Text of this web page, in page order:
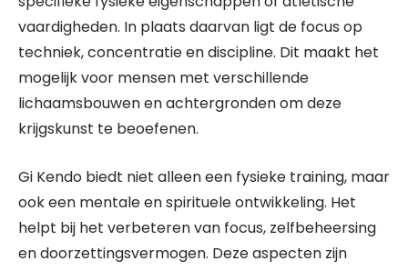
vaardigheden. In plaats daarvan ligt de focus op
techniek, concentratie en discipline. Dit maakt het
mogelijk voor mensen met verschillende
lichaamsbouwen en achtergronden om deze
krijgskunst te beoefenen.
Gi Kendo biedt niet alleen een fysieke training, maar
ook een mentale en spirituele ontwikkeling. Het
helpt bij het verbeteren van focus, zelfbeheersing
en doorzettingsvermogen. Deze aspecten zijn